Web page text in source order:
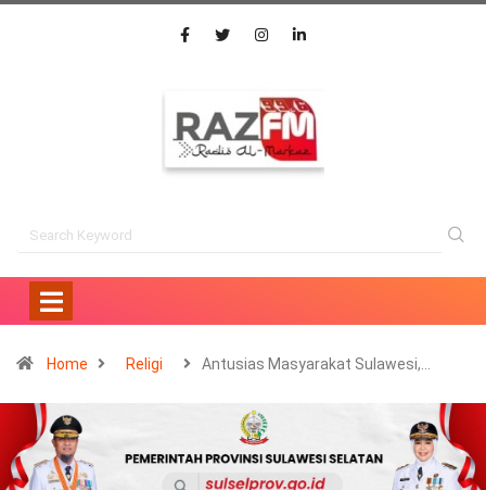
Home Religi Antusias Masyarakat Sulawesi,…